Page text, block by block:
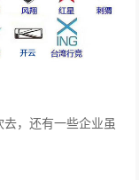
，还有一些企业虽